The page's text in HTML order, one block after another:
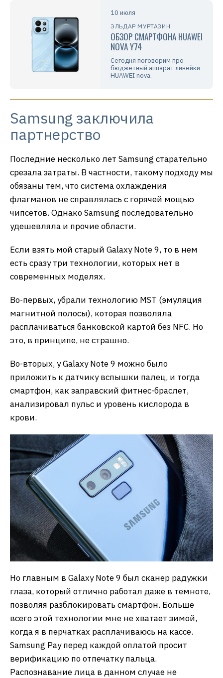
10 июля
ЭЛЬДАР МУРТАЗИН
ОБЗОР СМАРТФОНА HUAWEI
NOVA Y74
Сегодня поговорим про
бюджетный аппарат линейки
HUAWEI nova.
Samsung заключила
партнерство
Последние несколько лет Samsung старательно
срезала затраты. В частности, такому подходу мы
обязаны тем, что система охлаждения
флагманов не справлялась с горячей мощью
чипсетов. Однако Samsung последовательно
удешевляла и прочие области.
Если взять мой старый Galaxy Note 9, то в нем
есть сразу три технологии, которых нет в
современных моделях.
Во-первых, убрали технологию MST (эмуляция
магнитной полосы), которая позволяла
расплачиваться банковской картой без NFC. Но
это, в принципе, не страшно.
Во-вторых, у Galaxy Note 9 можно было
приложить к датчику вспышки палец, и тогда
смартфон, как заправский фитнес-браслет,
анализировал пульс и уровень кислорода в
крови.
Но главным в Galaxy Note 9 был сканер радужки
глаза, который отлично работал даже в темноте,
позволяя разблокировать смартфон. Больше
всего этой технологии мне не хватает зимой,
когда я в перчатках расплачиваюсь на кассе.
Samsung Pay перед каждой оплатой просит
верификацию по отпечатку пальца.
Распознавание лица в данном случае не